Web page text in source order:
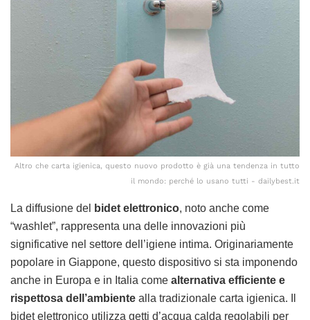
Altro che carta igienica, questo nuovo prodotto è già una tendenza in tutto
il mondo: perché lo usano tutti - dailybest.it
La diffusione del bidet elettronico, noto anche come
“washlet”, rappresenta una delle innovazioni più
significative nel settore dell’igiene intima. Originariamente
popolare in Giappone, questo dispositivo si sta imponendo
anche in Europa e in Italia come alternativa efficiente e
rispettosa dell’ambiente alla tradizionale carta igienica. Il
bidet elettronico utilizza getti d’acqua calda regolabili per